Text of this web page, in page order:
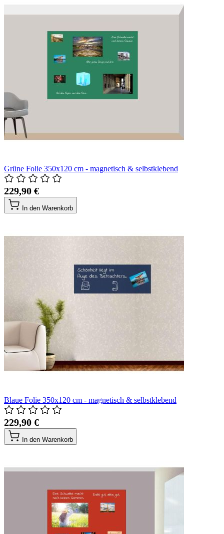
Grüne Folie 350x120 cm - magnetisch & selbstklebend
229,90 €
In den Warenkorb
Blaue Folie 350x120 cm - magnetisch & selbstklebend
229,90 €
In den Warenkorb